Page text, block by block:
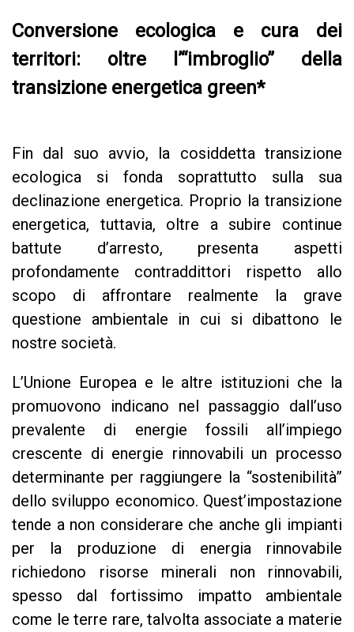
Conversione ecologica e cura dei
territori: oltre l’“imbroglio” della
transizione energetica green*
Fin dal suo avvio, la cosiddetta transizione
ecologica si fonda soprattutto sulla sua
declinazione energetica. Proprio la transizione
energetica, tuttavia, oltre a subire continue
battute d’arresto, presenta aspetti
profondamente contraddittori rispetto allo
scopo di affrontare realmente la grave
questione ambientale in cui si dibattono le
nostre società.
L’Unione Europea e le altre istituzioni che la
promuovono indicano nel passaggio dall’uso
prevalente di energie fossili all’impiego
crescente di energie rinnovabili un processo
determinante per raggiungere la “sostenibilità”
dello sviluppo economico. Quest’impostazione
tende a non considerare che anche gli impianti
per la produzione di energia rinnovabile
richiedono risorse minerali non rinnovabili,
spesso dal fortissimo impatto ambientale
come le terre rare, talvolta associate a materie